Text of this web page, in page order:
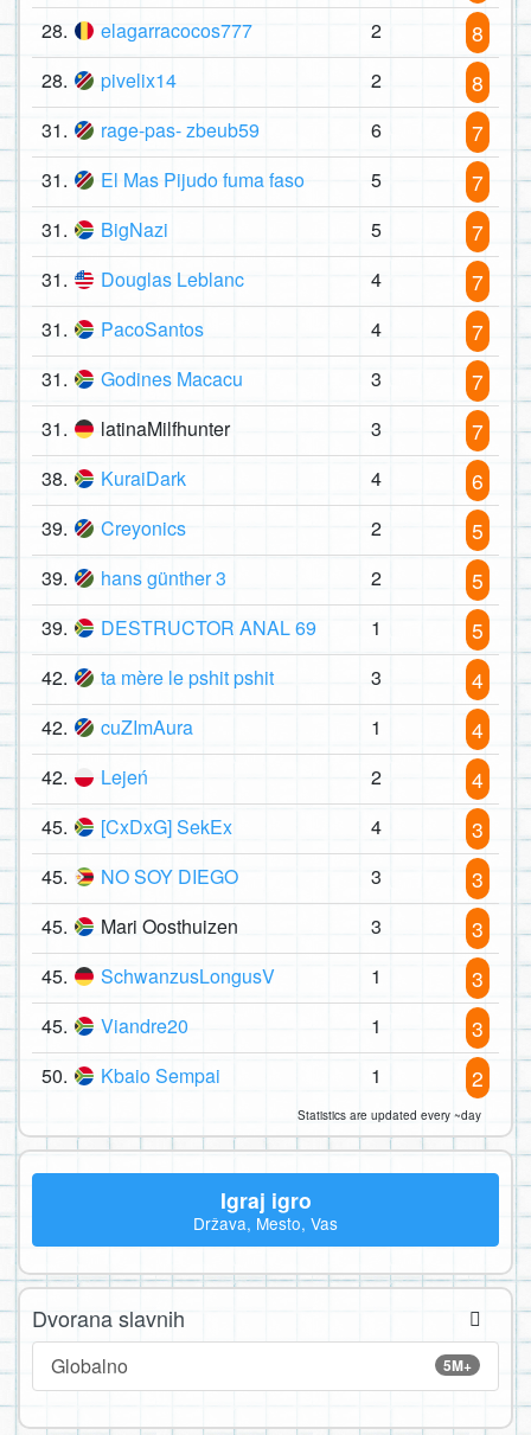
28. elagarracocos777 2 8
28. pivelix14 2 8
31. rage-pas- zbeub59 6 7
31. El Mas Pijudo fuma faso 5 7
31. BigNazi 5 7
31. Douglas Leblanc 4 7
31. PacoSantos 4 7
31. Godines Macacu 3 7
31. latinaMilfhunter 3 7
38. KuraiDark 4 6
39. Creyonics 2 5
39. hans günther 3 2 5
39. DESTRUCTOR ANAL 69 1 5
42. ta mère le pshit pshit 3 4
42. cuZImAura 1 4
42. Lejeń 2 4
45. [CxDxG] SekEx 4 3
45. NO SOY DIEGO 3 3
45. Mari Oosthuizen 3 3
45. SchwanzusLongusV 1 3
45. Viandre20 1 3
50. Kbaio Sempai 1 2
Statistics are updated every ~day
Igraj igro
Država, Mesto, Vas
Dvorana slavnih
5M+
Globalno